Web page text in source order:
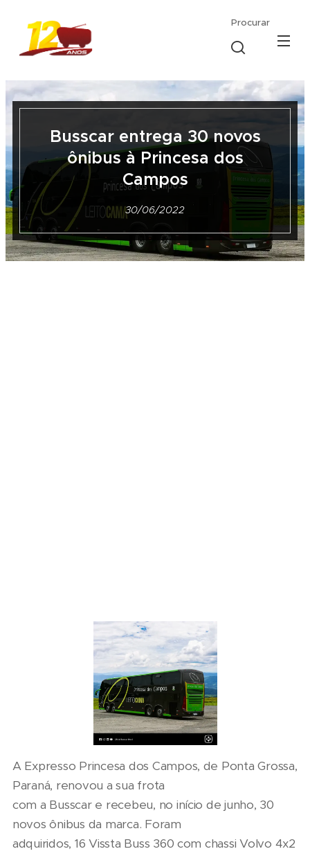
Procurar
Busscar entrega 30 novos
ônibus à Princesa dos
Campos
30/06/2022
A Expresso Princesa dos Campos, de Ponta Grossa,
Paraná, renovou a sua frota
com a Busscar e recebeu, no início de junho, 30
novos ônibus da marca. Foram
adquiridos, 16 Vissta Buss 360 com chassi Volvo 4x2